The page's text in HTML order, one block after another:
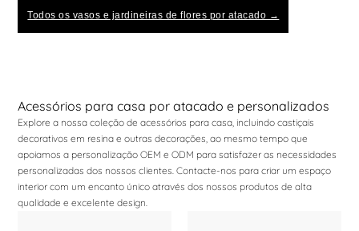
Todos os vasos e jardineiras de flores por atacado →
Acessórios para casa por atacado e personalizados
Explore a nossa coleção de acessórios para casa, incluindo castiçais
decorativos em resina e outras decorações, ao mesmo tempo que
apoiamos a personalização OEM e ODM para satisfazer as necessidades
personalizadas dos nossos clientes. Contacte-nos para criar um espaço
interior com um encanto único através dos nossos produtos de alta
qualidade e excelente design.